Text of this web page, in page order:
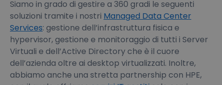
Siamo in grado di gestire a 360 gradi le seguenti
soluzioni tramite i nostri Managed Data Center
Services: gestione dell’infrastruttura fisica e
hypervisor, gestione e monitoraggio di tutti i Server
Virtuali e dell’Active Directory che è il cuore
dell’azienda oltre ai desktop virtualizzati. Inoltre,
abbiamo anche una stretta partnership con HPE,